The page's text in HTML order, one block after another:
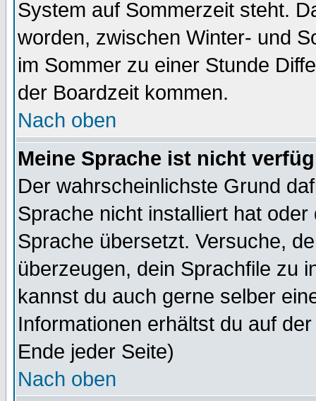
System auf Sommerzeit steht.
worden, zwischen Winter- und
im Sommer zu einer Stunde
der Boardzeit kommen.
Nach oben
Meine Sprache ist nicht
Der wahrscheinlichste Grund
Sprache nicht installiert hat
Sprache übersetzt. Versuche,
überzeugen, dein Sprachfile zu
kannst du auch gerne selber
Informationen erhältst du auf
Ende jeder Seite)
Nach oben